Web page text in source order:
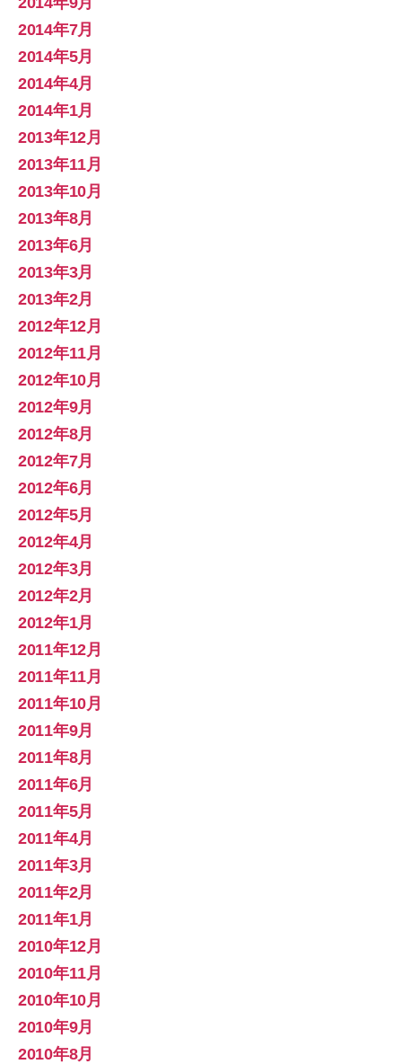
2014年7月
2014年5月
2014年4月
2014年1月
2013年12月
2013年11月
2013年10月
2013年8月
2013年6月
2013年3月
2013年2月
2012年12月
2012年11月
2012年10月
2012年9月
2012年8月
2012年7月
2012年6月
2012年5月
2012年4月
2012年3月
2012年2月
2012年1月
2011年12月
2011年11月
2011年10月
2011年9月
2011年8月
2011年6月
2011年5月
2011年4月
2011年3月
2011年2月
2011年1月
2010年12月
2010年11月
2010年10月
2010年9月
2010年8月